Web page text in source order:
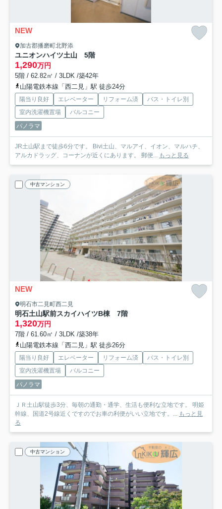
NEW
加古郡播磨町北野添
ユニオンハイツ土山 5階
1,290万円
5階 / 62.82㎡ / 3LDK /築42年
山陽電鉄本線「西二見」駅 徒歩24分
陽当り良好 エレベーター リフォーム済
バス・トイレ別
室内洗濯機置場
バルコニー
パノラマ
JR土山駅まで徒歩6分です。 Bivi土山、マルアイ、イオン、マルハチ、
アルカドラッグ、コーナンが近くにあります。 郵便... もっと見る
中古マンション
NEW
明石市二見町西二見
明石土山駅前スカイハイツB棟 7階
1,320万円
7階 / 61.60㎡ / 3LDK /築38年
山陽電鉄本線「西二見」駅 徒歩26分
陽当り良好 エレベーター リフォーム済
バス・トイレ別
室内洗濯機置場
バルコニー
パノラマ
ＪＲ土山駅徒歩3分、毎朝の通勤・通学、生活も便利な立地です。 明姫
幹線、国道2号線近くですのでお車の利便がいい立地です。... もっと見
る
中古マンション